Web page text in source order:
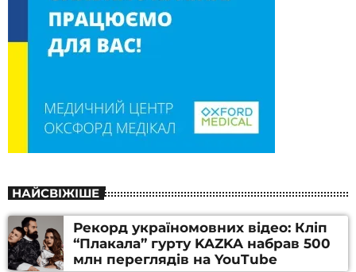
НАЙСВІЖІШЕ
Рекорд україномовних відео: Кліп
“Плакала” гурту KAZKA набрав 500
млн переглядів на YouTube